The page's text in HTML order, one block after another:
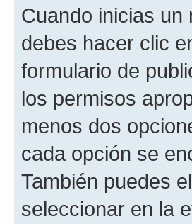
Cuando inicias un
debes hacer clic
formulario de
los permisos
menos dos
cada opción se
También puedes
seleccionar en la